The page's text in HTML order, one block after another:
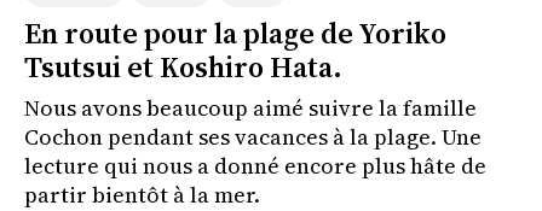
En route pour la plage de Yoriko
Tsutsui et Koshiro Hata.
Nous avons beaucoup aimé suivre la famille
Cochon pendant ses vacances à la plage. Une
lecture qui nous a donné encore plus hâte de
partir bientôt à la mer.